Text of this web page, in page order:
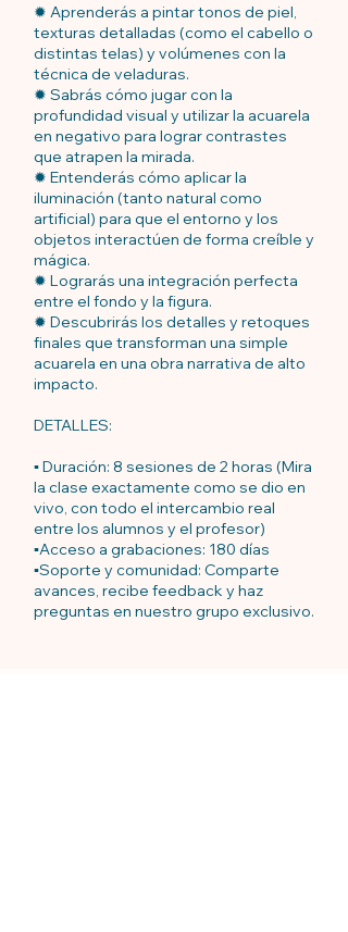
✹ Aprenderás a pintar tonos de piel,
texturas detalladas (como el cabello o
distintas telas) y volúmenes con la
técnica de veladuras.
✹ Sabrás cómo jugar con la
profundidad visual y utilizar la acuarela
en negativo para lograr contrastes
que atrapen la mirada.
✹ Entenderás cómo aplicar la
iluminación (tanto natural como
artificial) para que el entorno y los
objetos interactúen de forma creíble y
mágica.
✹ Lograrás una integración perfecta
entre el fondo y la figura.
✹ Descubrirás los detalles y retoques
finales que transforman una simple
acuarela en una obra narrativa de alto
impacto.
DETALLES:
▪️ Duración: 8 sesiones de 2 horas (Mira
la clase exactamente como se dio en
vivo, con todo el intercambio real
entre los alumnos y el profesor)
▪️Acceso a grabaciones: 180 días
▪️Soporte y comunidad: Comparte
avances, recibe feedback y haz
preguntas en nuestro grupo exclusivo.